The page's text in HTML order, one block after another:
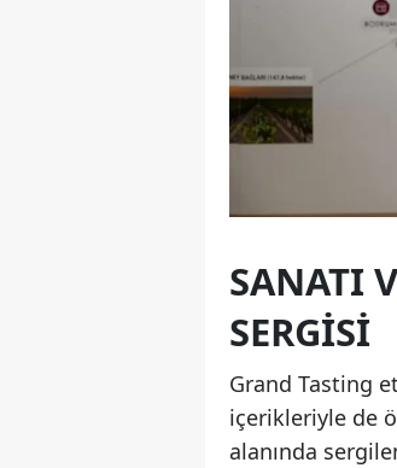
SANATI
SERGISI
Grand Tasting
içerikleriyle de
alanında